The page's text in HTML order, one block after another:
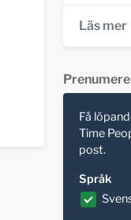
Läs mer
Få
Time
post.
Språk